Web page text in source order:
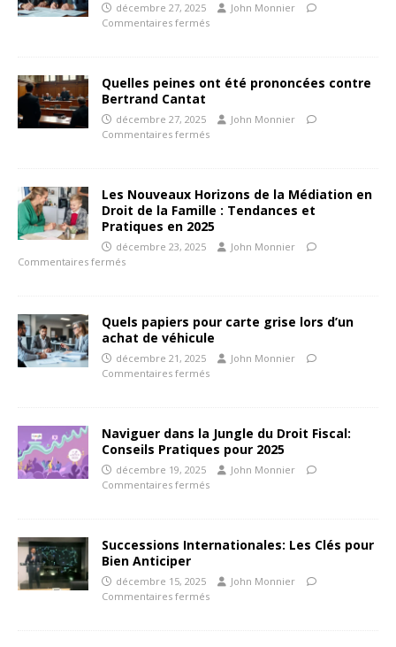
décembre 27, 2025
John Monnier
Commentaires fermés
Quelles peines ont été prononcées contre
Bertrand Cantat
décembre 27, 2025
John Monnier
Commentaires fermés
Les Nouveaux Horizons de la Médiation en
Droit de la Famille : Tendances et
Pratiques en 2025
décembre 23, 2025
John Monnier
Commentaires fermés
Quels papiers pour carte grise lors d’un
achat de véhicule
décembre 21, 2025
John Monnier
Commentaires fermés
Naviguer dans la Jungle du Droit Fiscal:
Conseils Pratiques pour 2025
décembre 19, 2025
John Monnier
Commentaires fermés
Successions Internationales: Les Clés pour
Bien Anticiper
décembre 15, 2025
John Monnier
Commentaires fermés